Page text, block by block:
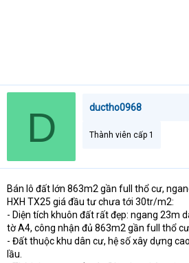
D ductho0968
Thành viên cấp 1
Bán lô đất lớn 863m2 gần full thổ cư,
HXH TX25 giá đầu tư chưa tới 30tr/m2:
- Diện tích khuôn đất rất đẹp: ngang 23m
tờ A4, công nhận đủ 863m2 gần full thổ
- Đất thuộc khu dân cư, hệ số xây dựng
lầu.